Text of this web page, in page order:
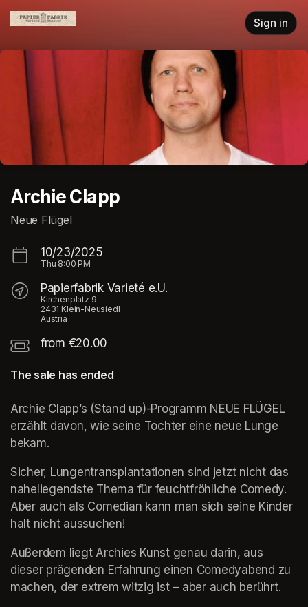
Skip header
Sign in
Archie Clapp
Neue Flügel
10/23/2025
Thu 8:00 PM
Papierfabrik Varieté e.U.
Kirchenplatz 9
2431 Klein-Neusiedl
Austria
from €20.00
The sale has ended
Archie Clapp’s (Stand up)-Programm NEUE FLÜGEL
erzählt davon, wie seine Tochter eine neue Lunge
bekam.
Sicher, Lungentransplantationen sind jetzt nicht das
naheliegendste Thema für feuchtfröhliche Comedy.
Aber auch als Comedian kann man sich seine Kinder
halt nicht aussuchen!
Außerdem liegt Archies Kunst genau darin, aus
dieser prägenden Erfahrung einen Comedyabend zu
machen, der extrem witzig ist – aber auch berührt.